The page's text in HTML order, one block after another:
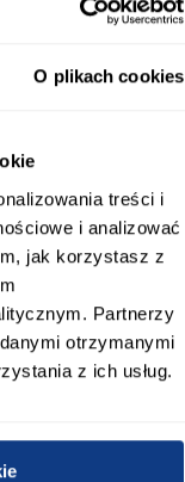
O plikach cookies
treści i
i analizować
jak korzystasz z
Partnerzy
otrzymanymi
z ich usług.